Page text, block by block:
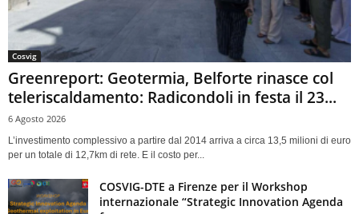
Cosvig
Greenreport: Geotermia, Belforte rinasce col
teleriscaldamento: Radicondoli in festa il 23...
6 Agosto 2026
L’investimento complessivo a partire dal 2014 arriva a circa 13,5 milioni di euro
per un totale di 12,7km di rete. E il costo per...
COSVIG-DTE a Firenze per il Workshop
internazionale “Strategic Innovation Agenda